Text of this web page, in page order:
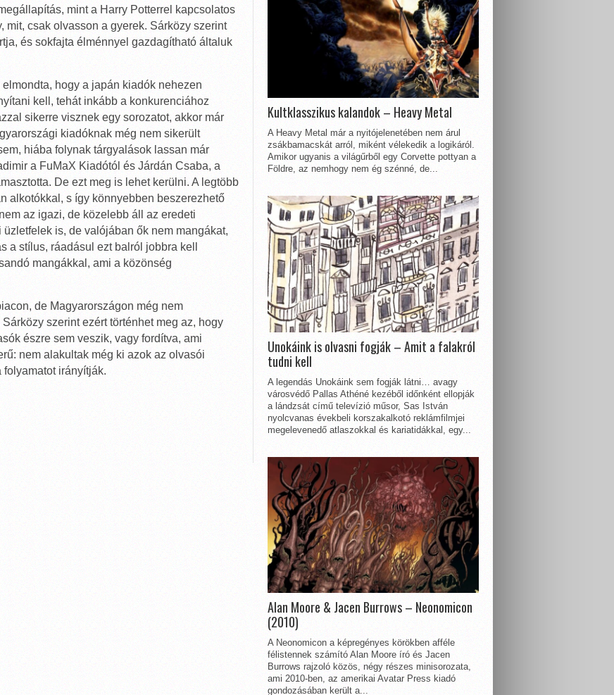
mint a Harry Potterrel kapcsolatos
csak olvasson a gyerek. Sárközy szerint
és sokfajta élménnyel gazdagítható általuk
hogy a japán kiadók nehezen
kell, tehát inkább a konkurenciához
sikerre visznek egy sorozatot, akkor már
kiadóknak még nem sikerült
hiába folynak tárgyalások lassan már
a FuMaX Kiadótól és Járdán Csaba, a
De ezt meg is lehet kerülni. A legtöbb
alkotókkal, s így könnyebben beszerezhető
az igazi, de közelebb áll az eredeti
is, de valójában ők nem mangákat,
a stílus, ráadásul ezt balról jobbra kell
mangákkal, ami a közönség
de Magyarországon még nem
szerint ezért történhet meg az, hogy
észre sem veszik, vagy fordítva, ami
nem alakultak még ki azok az olvasói
irányítják.
Kultklasszikus kalandok – Heavy Metal
A Heavy Metal már a nyitójelenetében nem árul
zsákbamacskát arról, miként vélekedik a logikáról.
Amikor ugyanis a világűrből egy Corvette pottyan a
Földre, az nemhogy nem ég szénné, de...
Unokáink is olvasni fogják – Amit a falakról
tudni kell
A legendás Unokáink sem fogják látni… avagy
városvédő Pallas Athéné kezéből időnként ellopják
a lándzsát című televízió műsor, Sas István
nyolcvanas évekbeli korszakalkotó reklámfilmjei
megelevenedő atlaszokkal és kariatidákkal, egy...
Alan Moore & Jacen Burrows – Neonomicon
(2010)
A Neonomicon a képregényes körökben afféle
félistennek számító Alan Moore író és Jacen
Burrows rajzoló közös, négy részes minisorozata,
ami 2010-ben, az amerikai Avatar Press kiadó
gondozásában került a...